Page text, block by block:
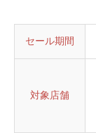
セール期間
対象店舗